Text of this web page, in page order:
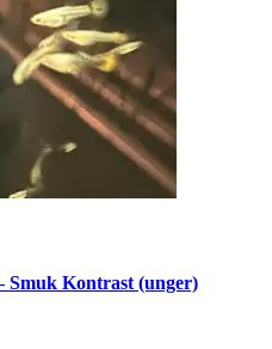
Kontrast (unger)